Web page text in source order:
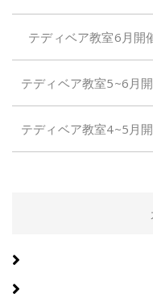
テディベア教室6月開
テディベア教室5~6月
テディベア教室4~5月